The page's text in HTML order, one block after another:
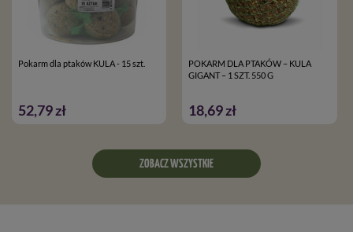
Pokarm dla ptaków KULA - 15 szt.
52,79 zł
POKARM DLA PTAKÓW – KULA
GIGANT – 1 SZT. 550 G
18,69 zł
ZOBACZ WSZYSTKIE